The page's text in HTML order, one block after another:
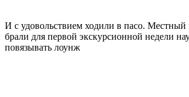
И с удовольствием ходили в пасо. Местный
брали для первой экскурсионной недели
повязывать лоунж